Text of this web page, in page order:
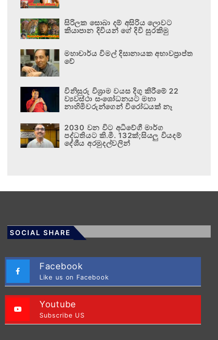
සිරිලක සොබා දම් අසිරිය ලොවට
කියාපාන දිවියන් ගේ දිවි සුරකිමු
මහාචාර්ය විමල් දිසානායක අභාවප්‍රාප්ත
වේ
විනිසුරු විශ්‍රාම වයස දිගු කිරීමේ 22
ව්‍යවස්ථා සංශෝධනයට මහා
නාහිමිවරුන්ගෙන් විරෝධයක් නෑ
2030 වන විට අධිවේගී මාර්ග
පද්ධතියට කි.මී. 132ක්;සියලු වියදම්
දේශීය අරමුදල්වලින්
SOCIAL SHARE
Facebook
Like us on Facebook
Youtube
Subscribe US